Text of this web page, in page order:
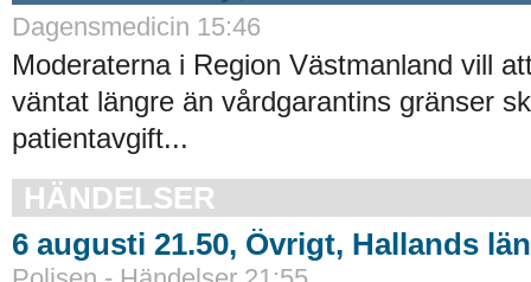
Dagensmedicin 15:46
Moderaterna i Region Västmanland vill
väntat längre än vårdgarantins gränser
patientavgift...
HÄNDELSER
6 augusti 21.50, Övrigt, Hallands län